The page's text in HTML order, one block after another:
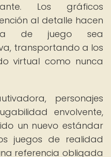
Los gráficos
al detalle hacen
de juego sea
transportando a los
virtual como nunca
personajes
envolvente,
un nuevo estándar
juegos de realidad
referencia obligada